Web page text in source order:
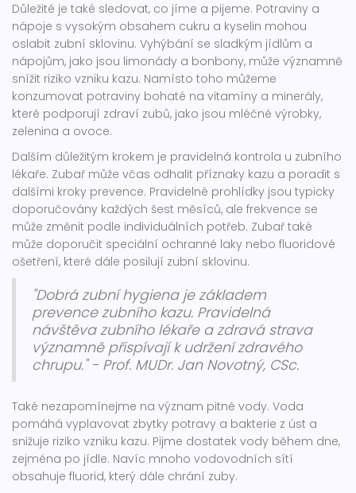
Důležité je také sledovat, co jíme a pijeme. Potraviny a
nápoje s vysokým obsahem cukru a kyselin mohou
oslabit zubní sklovinu. Vyhýbání se sladkým jídlům a
nápojům, jako jsou limonády a bonbony, může významně
snížit riziko vzniku kazu. Namísto toho můžeme
konzumovat potraviny bohaté na vitamíny a minerály,
které podporují zdraví zubů, jako jsou mléčné výrobky,
zelenina a ovoce.
Dalším důležitým krokem je pravidelná kontrola u zubního
lékaře. Zubař může včas odhalit příznaky kazu a poradit s
dalšími kroky prevence. Pravidelné prohlídky jsou typicky
doporučovány každých šest měsíců, ale frekvence se
může změnit podle individuálních potřeb. Zubař také
může doporučit speciální ochranné laky nebo fluoridové
ošetření, které dále posilují zubní sklovinu.
"Dobrá zubní hygiena je základem
prevence zubního kazu. Pravidelná
návštěva zubního lékaře a zdravá strava
významně přispívají k udržení zdravého
chrupu." - Prof. MUDr. Jan Novotný, CSc.
Také nezapomínejme na význam pitné vody. Voda
pomáhá vyplavovat zbytky potravy a bakterie z úst a
snižuje riziko vzniku kazu. Pijme dostatek vody během dne,
zejména po jídle. Navíc mnoho vodovodních sítí
obsahuje fluorid, který dále chrání zuby.